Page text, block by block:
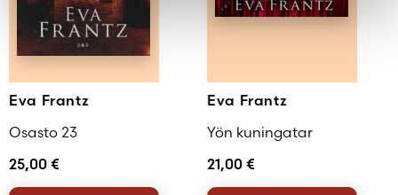
Eva Frantz
Osasto 23
25,00 €
Eva Frantz
Yön kuningatar
21,00 €